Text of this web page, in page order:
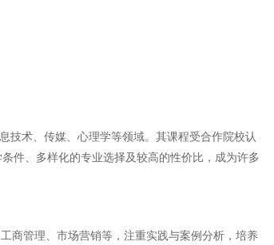
技术、传媒、心理学等领域。其课程受合作院校认
件、多样化的专业选择及较高的性价比，成为许多
商管理、市场营销等，注重实践与案例分析，培养